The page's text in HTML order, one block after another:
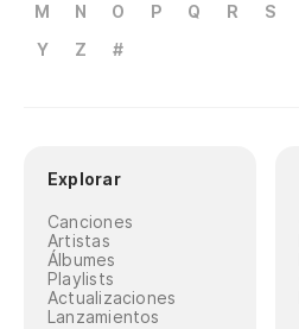
M
N O P Q R S
Y
Z #
Explorar
Canciones
Artistas
Álbumes
Playlists
Actualizaciones
Lanzamientos